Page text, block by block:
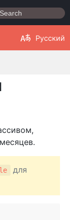
Русский
для